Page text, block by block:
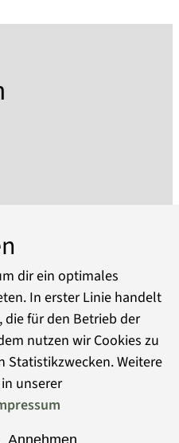
in der
von Primär- und
und Werk
schließt Werke der
Zeugnisse der
Musik ein.
dem Erbe der
Franz Alexander von
de la Motte
befindet sich der
uns
dir ein optimales
In erster Linie handelt
die für den Betrieb der
nutzen wir Cookies zu
Statistikzwecken. Weitere
unserer
Annehmen